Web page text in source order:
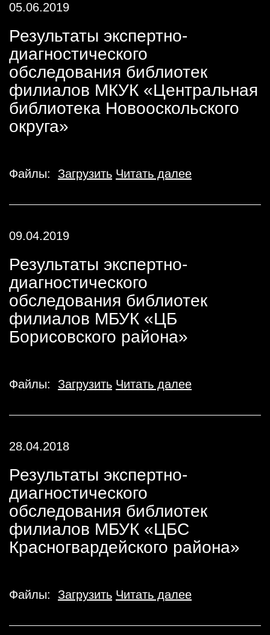
05.06.2019
Результаты экспертно-
диагностического
обследования библиотек
филиалов МКУК «Центральная
библиотека Новооскольского
округа»
Файлы: Загрузить Читать далее
09.04.2019
Результаты экспертно-
диагностического
обследования библиотек
филиалов МБУК «ЦБ
Борисовского района»
Файлы: Загрузить Читать далее
28.04.2018
Результаты экспертно-
диагностического
обследования библиотек
филиалов МБУК «ЦБС
Красногвардейского района»
Файлы: Загрузить Читать далее